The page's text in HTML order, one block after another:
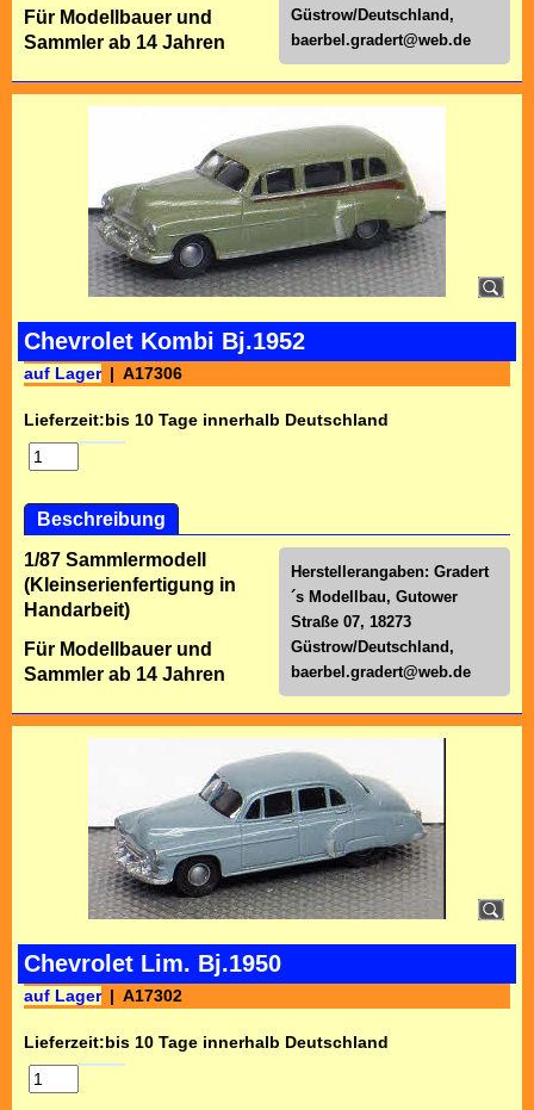
Güstrow/Deutschland,
baerbel.gradert@web.de
Für Modellbauer und
Sammler ab 14 Jahren
Chevrolet Kombi Bj.1952
auf Lager A17306
Lieferzeit:bis 10 Tage innerhalb Deutschland
Beschreibung
Herstellerangaben: Gradert
´s Modellbau, Gutower
Straße 07, 18273
Güstrow/Deutschland,
baerbel.gradert@web.de
1/87 Sammlermodell
(Kleinserienfertigung in
Handarbeit)
Für Modellbauer und
Sammler ab 14 Jahren
Chevrolet Lim. Bj.1950
auf Lager A17302
Lieferzeit:bis 10 Tage innerhalb Deutschland